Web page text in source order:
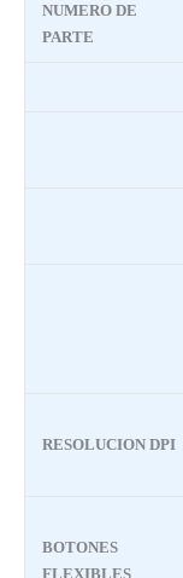
NUMERO DE
PARTE
RESOLUCION DPI
BOTONES
FLEXIBLES